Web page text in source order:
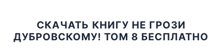
СКАЧАТЬ КНИГУ НЕ ГРОЗИ
ДУБРОВСКОМУ! ТОМ 8 БЕСПЛАТНО